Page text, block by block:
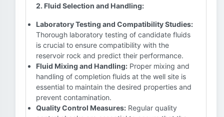
2. Fluid Selection and Handling:
Laboratory Testing and Compatibility Studies:
Thorough laboratory testing of candidate fluids
is crucial to ensure compatibility with the
reservoir rock and predict their performance.
Fluid Mixing and Handling: Proper mixing and
handling of completion fluids at the well site is
essential to maintain the desired properties and
prevent contamination.
Quality Control Measures: Regular quality